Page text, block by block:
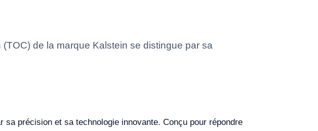
de la marque Kalstein se distingue par sa
précision et sa technologie innovante. Conçu pour répondre